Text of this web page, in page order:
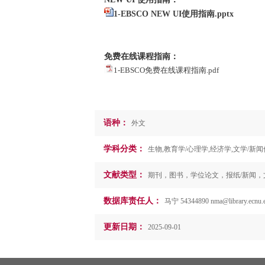
1-EBSCO NEW UI使用指南.pptx
免费在线课程指南：
1-EBSCO免费在线课程指南.pdf
语种： 外文
学科分类： 生物,教育学/心理学,经济学,文学/新
文献类型： 期刊，图书，学位论文，报纸/新闻，
数据库责任人： 马宁 54344890
更新日期： 2025-09-01